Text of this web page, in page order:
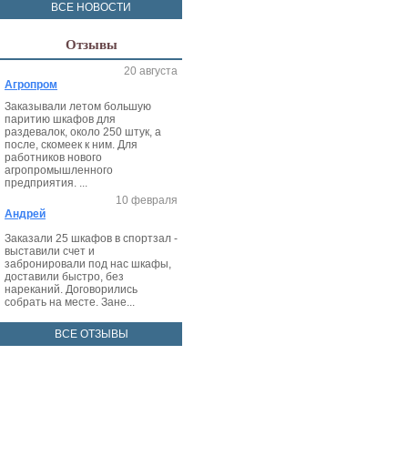
ВСЕ НОВОСТИ
Отзывы
Агропром
20 августа
Заказывали летом большую
паритию шкафов для
раздевалок, около 250 штук, а
после, скомеек к ним. Для
работников нового
агропромышленного
предприятия. ...
Андрей
10 февраля
Заказали 25 шкафов в спортзал -
выставили счет и
забронировали под нас шкафы,
доставили быстро, без
нареканий. Договорились
собрать на месте. Зане...
ВСЕ ОТЗЫВЫ